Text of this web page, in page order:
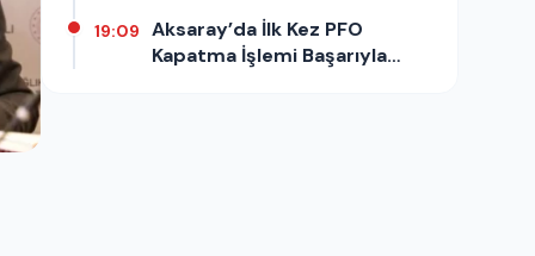
19:09
Aksaray’da İlk Kez PFO
Kapatma İşlemi Başarıyla